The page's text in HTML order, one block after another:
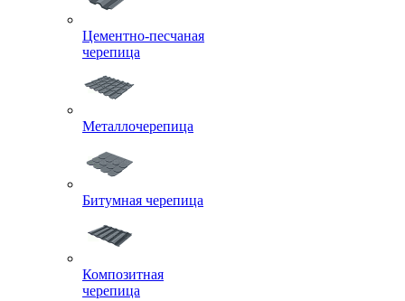
Цементно-песчаная
черепица
Металлочерепица
Битумная черепица
Композитная
черепица